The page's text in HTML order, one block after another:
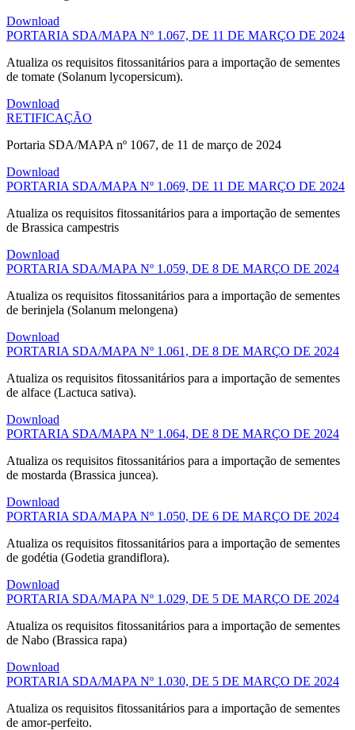
Download
PORTARIA SDA/MAPA Nº 1.067, DE 11 DE MARÇO DE 2024
Atualiza os requisitos fitossanitários para a importação de sementes
de tomate (Solanum lycopersicum).
Download
RETIFICAÇÃO
Portaria SDA/MAPA nº 1067, de 11 de março de 2024
Download
PORTARIA SDA/MAPA Nº 1.069, DE 11 DE MARÇO DE 2024
Atualiza os requisitos fitossanitários para a importação de sementes
de Brassica campestris
Download
PORTARIA SDA/MAPA Nº 1.059, DE 8 DE MARÇO DE 2024
Atualiza os requisitos fitossanitários para a importação de sementes
de berinjela (Solanum melongena)
Download
PORTARIA SDA/MAPA Nº 1.061, DE 8 DE MARÇO DE 2024
Atualiza os requisitos fitossanitários para a importação de sementes
de alface (Lactuca sativa).
Download
PORTARIA SDA/MAPA Nº 1.064, DE 8 DE MARÇO DE 2024
Atualiza os requisitos fitossanitários para a importação de sementes
de mostarda (Brassica juncea).
Download
PORTARIA SDA/MAPA Nº 1.050, DE 6 DE MARÇO DE 2024
Atualiza os requisitos fitossanitários para a importação de sementes
de godétia (Godetia grandiflora).
Download
PORTARIA SDA/MAPA Nº 1.029, DE 5 DE MARÇO DE 2024
Atualiza os requisitos fitossanitários para a importação de sementes
de Nabo (Brassica rapa)
Download
PORTARIA SDA/MAPA Nº 1.030, DE 5 DE MARÇO DE 2024
Atualiza os requisitos fitossanitários para a importação de sementes
de amor-perfeito.